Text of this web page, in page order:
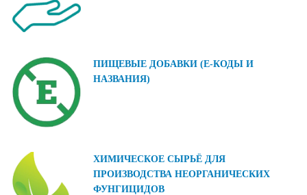
ПИЩЕВЫЕ ДОБАВКИ (Е-КОДЫ И
НАЗВАНИЯ)
ХИМИЧЕСКОЕ СЫРЬЁ ДЛЯ
ПРОИЗВОДСТВА НЕОРГАНИЧЕСКИХ
ФУНГИЦИДОВ